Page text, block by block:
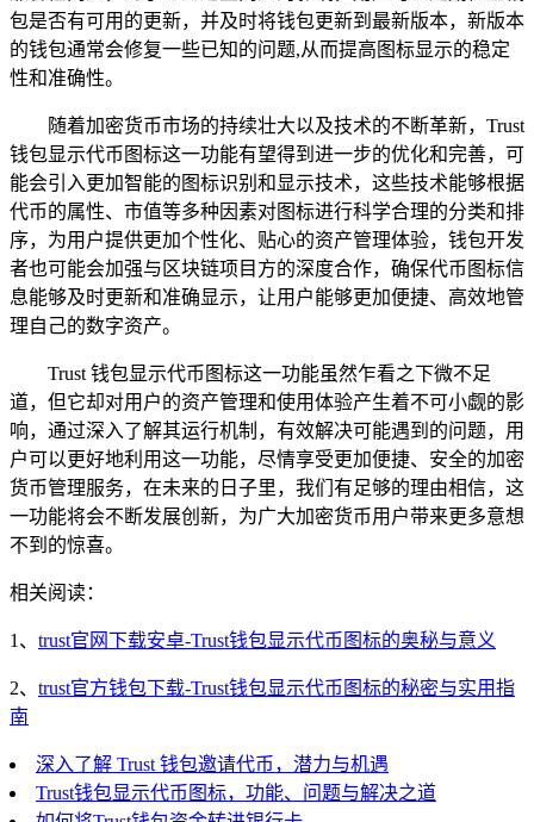
包是否有可用的更新，并及时将钱包更新到最新版本，新版本
的钱包通常会修复一些已知的问题,从而提高图标显示的稳定
性和准确性。
随着加密货币市场的持续壮大以及技术的不断革新，Trust
钱包显示代币图标这一功能有望得到进一步的优化和完善，可
能会引入更加智能的图标识别和显示技术，这些技术能够根据
代币的属性、市值等多种因素对图标进行科学合理的分类和排
序，为用户提供更加个性化、贴心的资产管理体验，钱包开发
者也可能会加强与区块链项目方的深度合作，确保代币图标信
息能够及时更新和准确显示，让用户能够更加便捷、高效地管
理自己的数字资产。
Trust 钱包显示代币图标这一功能虽然乍看之下微不足
道，但它却对用户的资产管理和使用体验产生着不可小觑的影
响，通过深入了解其运行机制，有效解决可能遇到的问题，用
户可以更好地利用这一功能，尽情享受更加便捷、安全的加密
货币管理服务，在未来的日子里，我们有足够的理由相信，这
一功能将会不断发展创新，为广大加密货币用户带来更多意想
不到的惊喜。
相关阅读：
1、 trust官网下载安卓-Trust钱包显示代币图标的奥秘与意义
2、 trust官方钱包下载-Trust钱包显示代币图标的秘密与实用指
南
深入了解 Trust 钱包邀请代币，潜力与机遇
Trust钱包显示代币图标，功能、问题与解决之道